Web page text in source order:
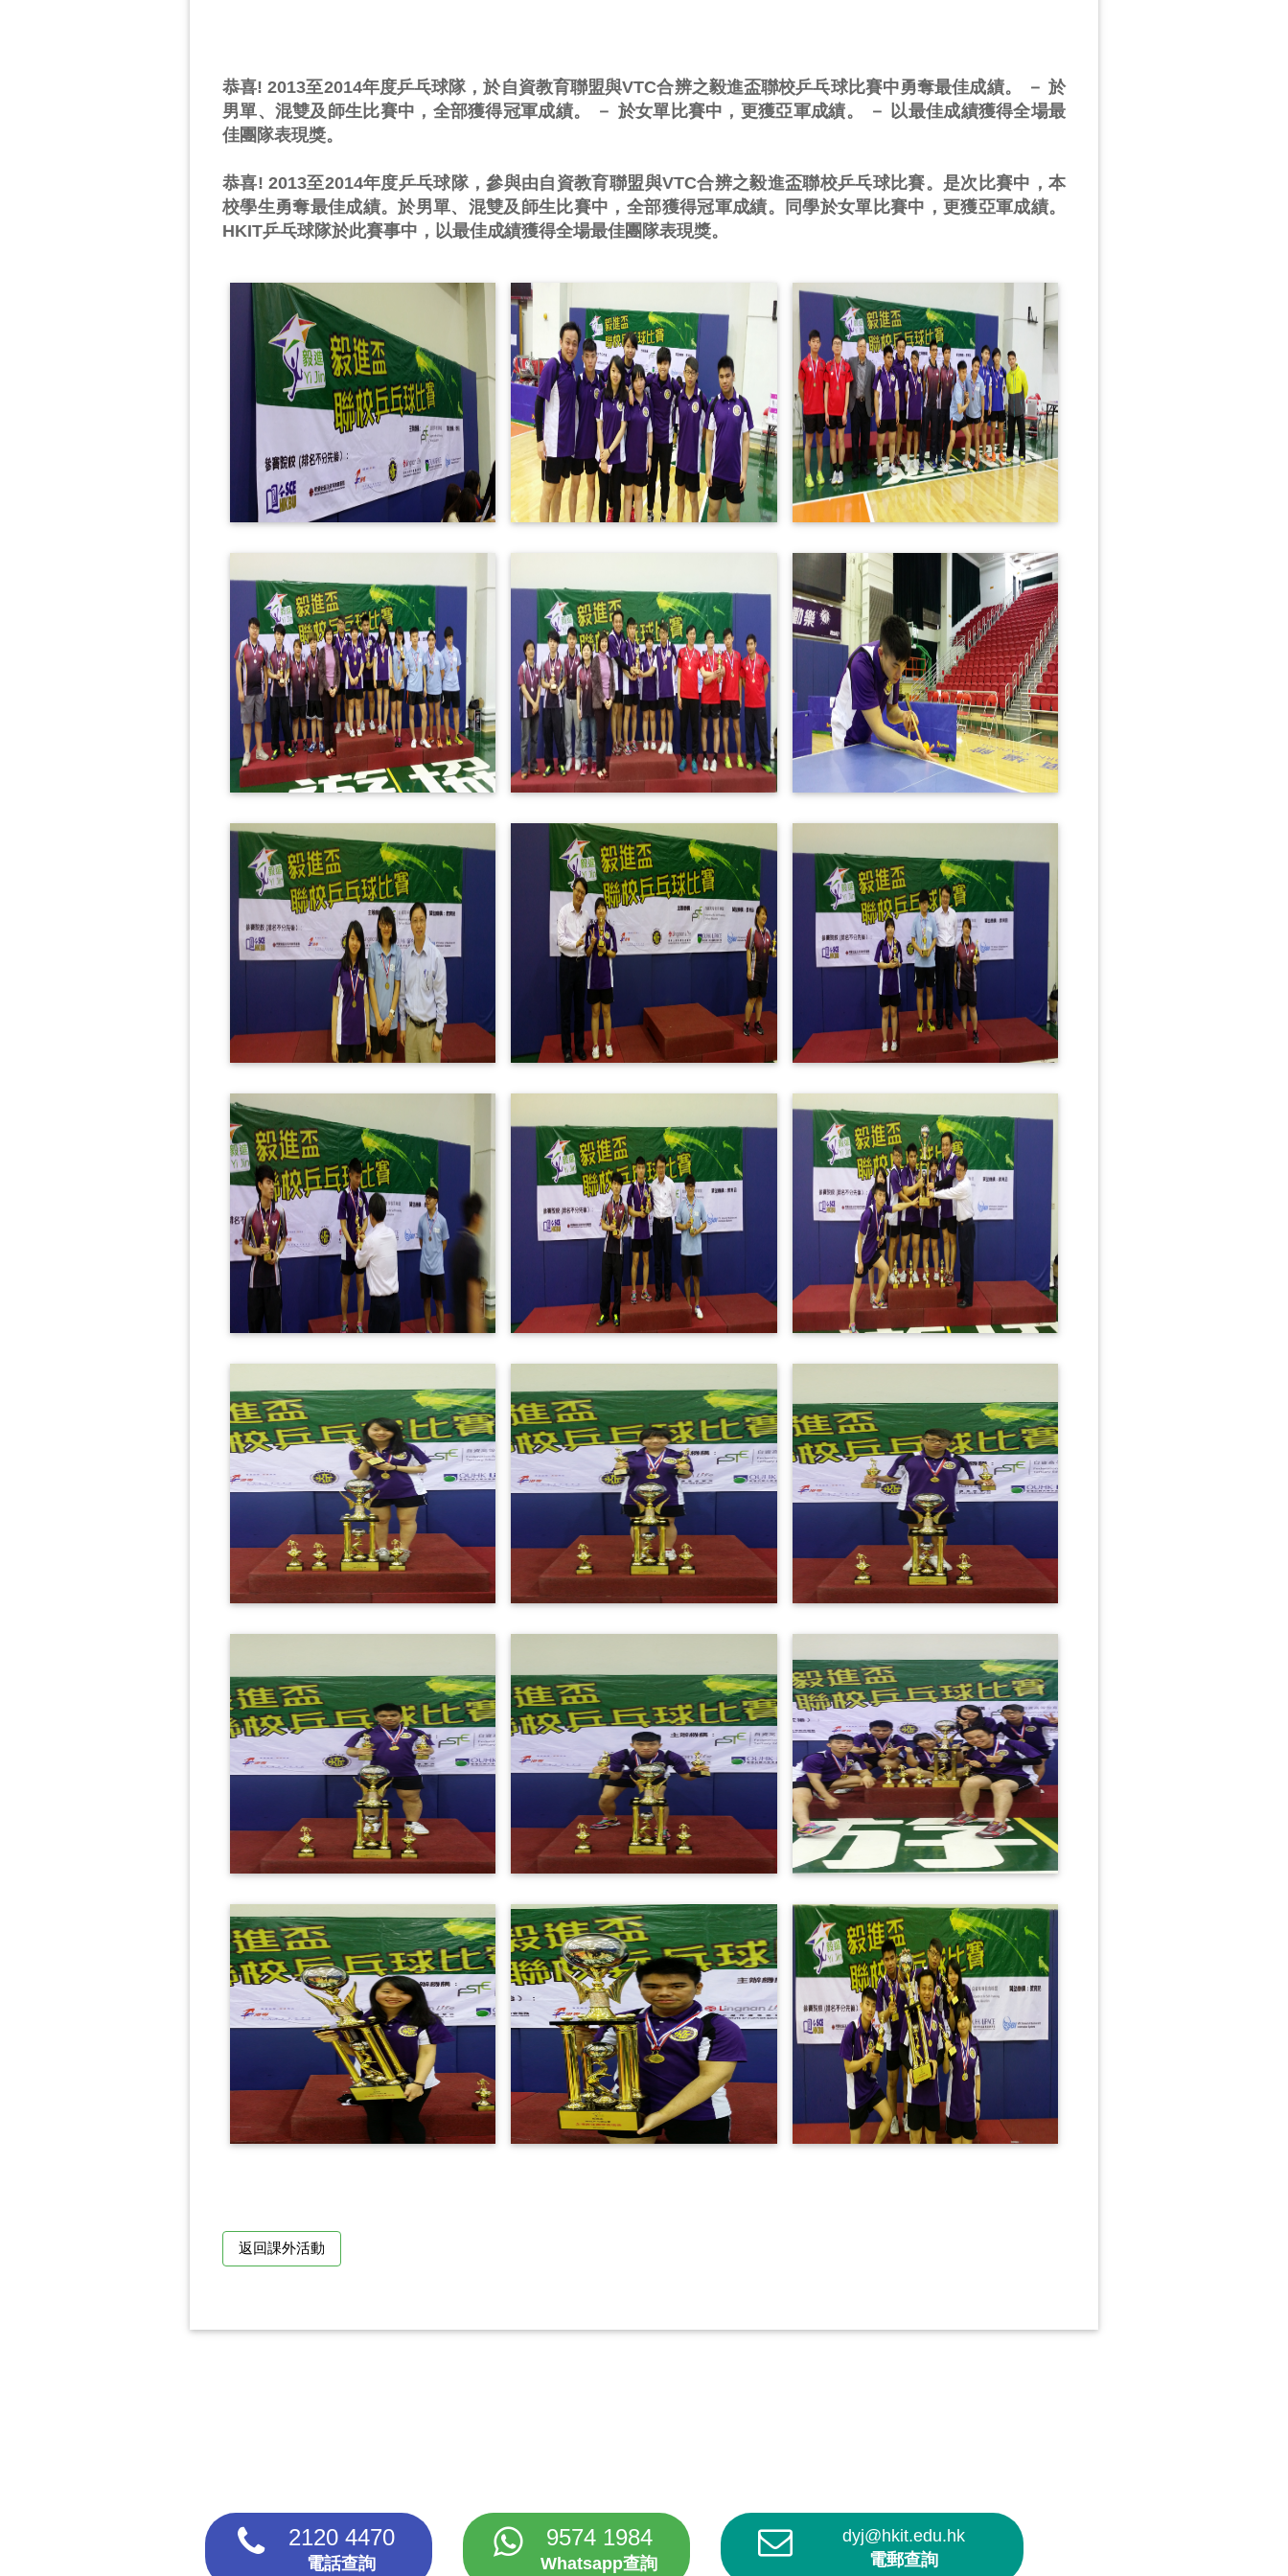
恭喜! 2013至2014年度乒乓球隊，於自資教育聯盟與VTC合辨之毅進盃聯校乒乓球比賽中勇奪最佳成績。 － 於
男單、混雙及師生比賽中，全部獲得冠軍成績。 － 於女單比賽中，更獲亞軍成績。 － 以最佳成績獲得全場最
佳團隊表現獎。
恭喜! 2013至2014年度乒乓球隊，參與由自資教育聯盟與VTC合辨之毅進盃聯校乒乓球比賽。是次比賽中，本
校學生勇奪最佳成績。於男單、混雙及師生比賽中，全部獲得冠軍成績。同學於女單比賽中，更獲亞軍成績。
HKIT乒乓球隊於此賽事中，以最佳成績獲得全場最佳團隊表現獎。
返回課外活動
2120 4470
電話查詢
9574 1984
Whatsapp查詢
dyj@hkit.edu.hk
電郵查詢